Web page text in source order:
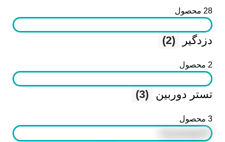
28 محصول
دزدگیر (2)
2 محصول
تستر دوربین (3)
3 محصول